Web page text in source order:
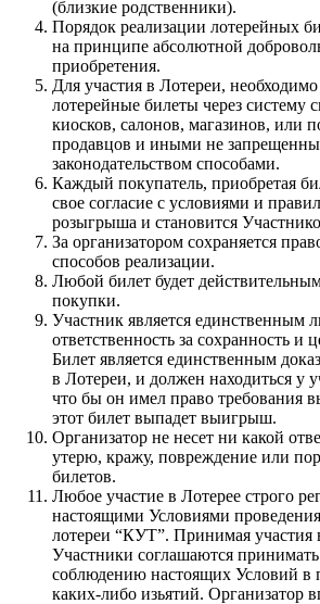
(близкие родственники).
Порядок реализации лотерейных
на принципе абсолютной
приобретения.
Для участия в Лотереи,
лотерейные билеты через систему
киосков, салонов, магазинов, или
продавцов и иными не
законодательством способами.
Каждый покупатель, приобретая
свое согласие с условиями и
розыгрыша и становится
За организатором сохраняется
способов реализации.
Любой билет будет
покупки.
Участник является единственным
ответственность за сохранность и
Билет является единственным
в Лотереи, и должен находиться у
что бы он имел право требования
этот билет выпадет выигрыш.
Организатор не несет ни какой
утерю, кражу, повреждение или
билетов.
Любое участие в Лотерее строго
настоящими Условиями
лотереи “КУТ”. Принимая участия
Участники соглашаются принимать
соблюдению настоящих Условий в
каких-либо изьятий. Организатор